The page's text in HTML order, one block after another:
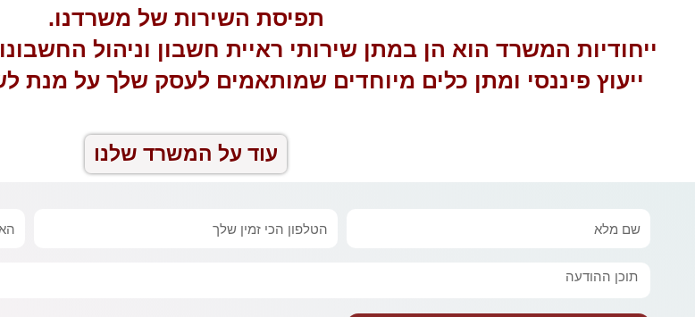
תפיסת השירות של משרדנו.
ייחודיות המשרד הוא הן במתן שירותי ראיית חשבון וניהול
ייעוץ פיננסי ומתן כלים מיוחדים שמותאמים לעסק שלך על
עוד על המשרד שלנו
שם
טלפון
הודעה